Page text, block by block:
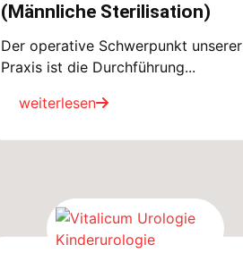
(Männliche Sterilisation)
Der operative Schwerpunkt unserer
Praxis ist die Durchführung...
weiterlesen